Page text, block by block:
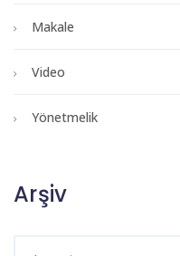
Makale
Video
Yönetmelik
Arşiv